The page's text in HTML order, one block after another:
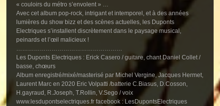
« couloirs du métro s’envolent » …
Avec cet album pop-rock, intrigant et intemporel, et à des années
lumières du show bizz et des scènes actuelles, les Duponts
Electriques s’installent discrètement dans le paysage musical,
peinards et l’œil malicieux !
………………………………………………
Les Duponts Electriques : Erick Casero / guitare, chant Daniel Collet /
basse, chœurs
Album enregistré/mixé/masterisé par Michel Vergine, Jacques Hermet,
Laurent Marc en 2020 Eric Volpatti /batterie C.Biasus, D.Cosson,
H.gayraud, R.Joseph, T.Rollin, V.Sego / voix
www.lesdupontselectriques.fr facebook : LesDupontsElectriques